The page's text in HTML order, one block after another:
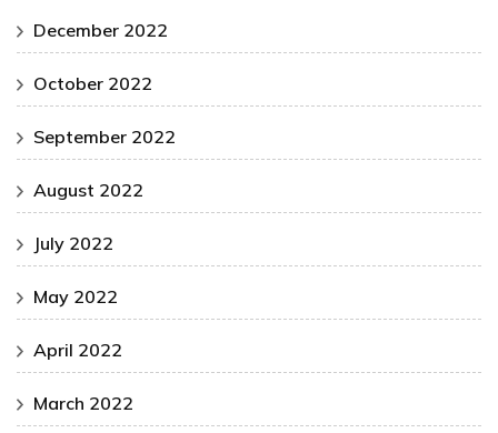
December 2022
October 2022
September 2022
August 2022
July 2022
May 2022
April 2022
March 2022